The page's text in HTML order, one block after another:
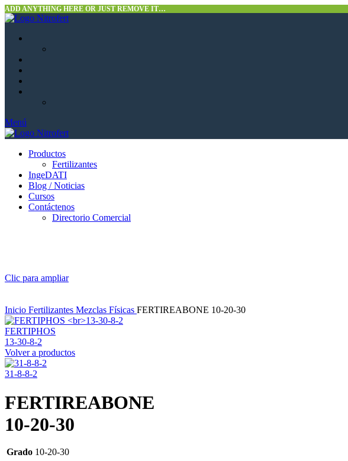
ADD ANYTHING HERE OR JUST REMOVE IT…
Menú
Productos
Fertilizantes
IngeDATI
Blog / Noticias
Cursos
Contáctenos
Directorio Comercial
Clic para ampliar
Inicio Fertilizantes Mezclas Físicas FERTIREABONE 10-20-30
FERTIPHOS
13-30-8-2
Volver a productos
31-8-8-2
FERTIREABONE
10-20-30
Grado 10-20-30